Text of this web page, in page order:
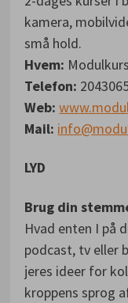
kamera,
små hold.
Hvem:
Telefon:
Web:
Mail:
LYD
Brug din
Hvad enten I på
podcast, tv eller
jeres ideer for
kroppens sprog